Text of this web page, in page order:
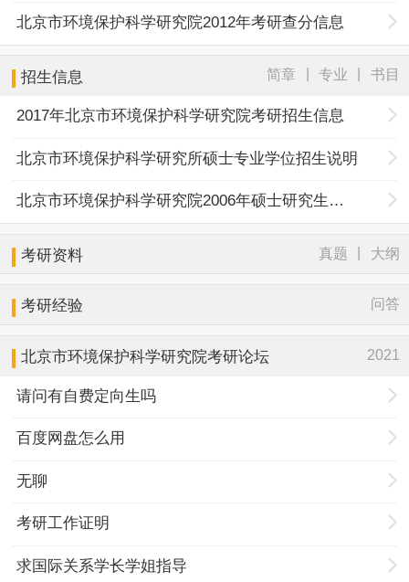
北京市环境保护科学研究院2012年考研查分信息
招生信息 简章 专业 书目
2017年北京市环境保护科学研究院考研招生信息
北京市环境保护科学研究所硕士专业学位招生说明
北京市环境保护科学研究院2006年硕士研究生招生简介
考研资料 真题 大纲
考研经验 问答
北京市环境保护科学研究院考研论坛 2021
请问有自费定向生吗
百度网盘怎么用
无聊
考研工作证明
求国际关系学长学姐指导